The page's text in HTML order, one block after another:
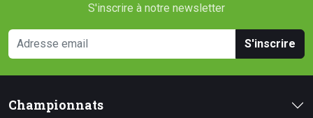
S'inscrire à notre newsletter
S'inscrire
Championnats